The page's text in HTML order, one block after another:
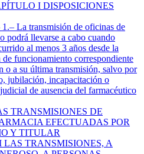
I DISPOSICIONES
1.– La transmisión de oficinas de
podrá llevarse a cabo cuando
al menos 3 años desde la
de funcionamiento correspondiente
o a su última transmisión, salvo por
jubilación, incapacitación o
de ausencia del farmacéutico
TRANSMISIONES DE
EFECTUADAS POR
Y TITULAR
LAS TRANSMISIONES, A